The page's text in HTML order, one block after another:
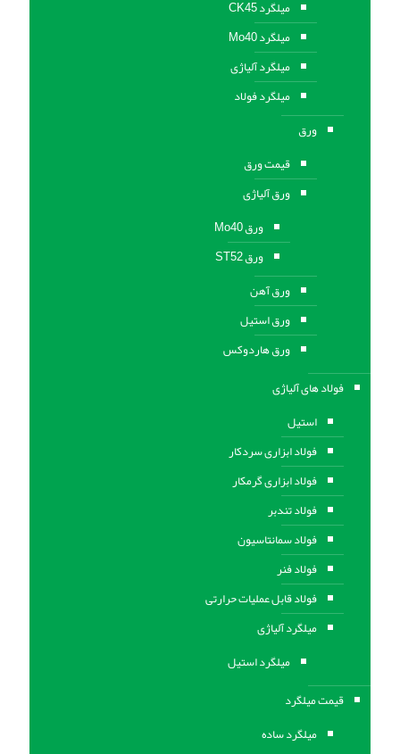
میلگرد CK45
میلگرد Mo40
میلگرد آلیاژی
میلگرد فولاد
ورق
قیمت ورق
ورق آلیاژی
ورق Mo40
ورق ST52
ورق آهن
ورق استيل
ورق هاردوکس
فولاد های آلیاژی
استیل
فولاد ابزاری سردکار
فولاد ابزاری گرمکار
فولاد تندبر
فولاد سمانتاسیون
فولاد فنر
فولاد قابل عملیات حرارتی
ميلگرد آلیاژی
میلگرد استیل
قیمت میلگرد
میلگرد ساده